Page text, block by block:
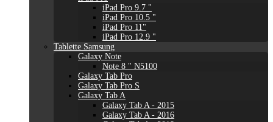
iPad Pro 9.7 "
iPad Pro 10.5 "
iPad Pro 11"
iPad Pro 12.9 "
Tablette Samsung
Galaxy Note
Note 8 " N5100
Galaxy Tab Pro
Galaxy Tab Pro S
Galaxy Tab A
Galaxy Tab A - 2015
Galaxy Tab A - 2016